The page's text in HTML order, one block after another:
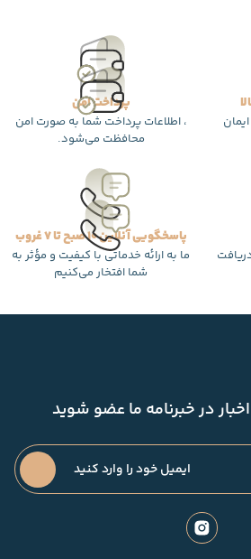
پرداخت امن
، اطلاعات پرداخت شما به صورت امن
محافظت می‌شود.
پاسخگویی آنلاین 10 صبح تا 7 غروب
ما به ارائه خدماتی با کیفیت و مؤثر به
شما افتخار می‌کنیم
در خبرنامه ما عضو شوید